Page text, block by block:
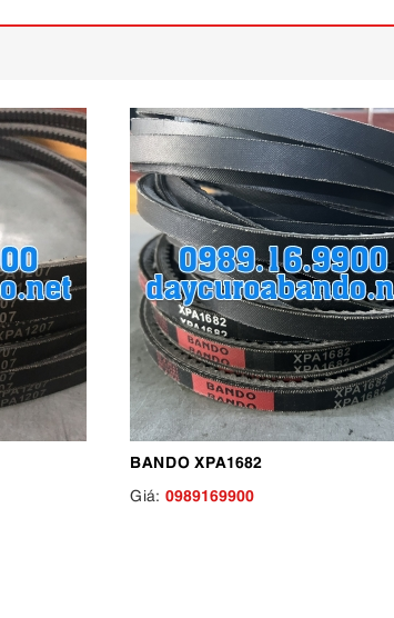
BANDO XPA1682
Giá: 0989169900